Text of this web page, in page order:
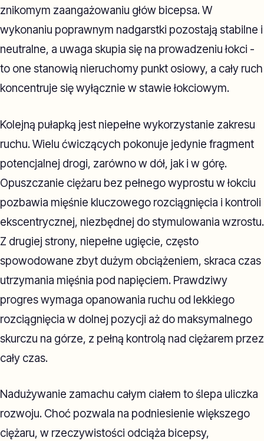
znikomym zaangażowaniu głów bicepsa. W
wykonaniu poprawnym nadgarstki pozostają stabilne i
neutralne, a uwaga skupia się na prowadzeniu łokci -
to one stanowią nieruchomy punkt osiowy, a cały ruch
koncentruje się wyłącznie w stawie łokciowym.
Kolejną pułapką jest niepełne wykorzystanie zakresu
ruchu. Wielu ćwiczących pokonuje jedynie fragment
potencjalnej drogi, zarówno w dół, jak i w górę.
Opuszczanie ciężaru bez pełnego wyprostu w łokciu
pozbawia mięśnie kluczowego rozciągnięcia i kontroli
ekscentrycznej, niezbędnej do stymulowania wzrostu.
Z drugiej strony, niepełne ugięcie, często
spowodowane zbyt dużym obciążeniem, skraca czas
utrzymania mięśnia pod napięciem. Prawdziwy
progres wymaga opanowania ruchu od lekkiego
rozciągnięcia w dolnej pozycji aż do maksymalnego
skurczu na górze, z pełną kontrolą nad ciężarem przez
cały czas.
Nadużywanie zamachu całym ciałem to ślepa uliczka
rozwoju. Choć pozwala na podniesienie większego
ciężaru, w rzeczywistości odciąża bicepsy,